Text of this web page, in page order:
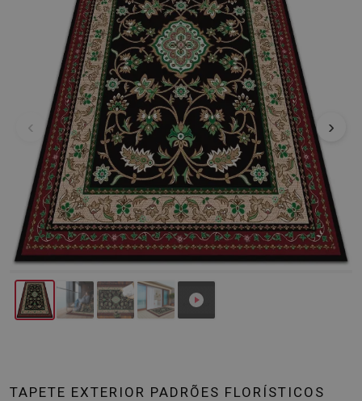
‹ ›
TAPETE EXTERIOR PADRÕES FLORÍSTICOS